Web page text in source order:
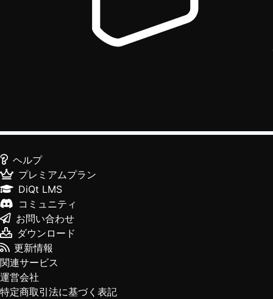
ヘルプ
プレミアムプラン
DiQt LMS
コミュニティ
お問い合わせ
ダウンロード
更新情報
関連サービス
運営会社
特定商取引法に基づく表記